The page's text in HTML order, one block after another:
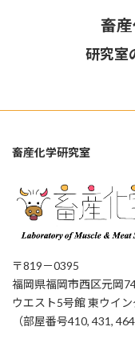
畜
研究室
畜産化学研究室
〒819－0395
福岡県福岡市西区元岡
ウエスト5号館 東ウイ
（部屋番号410, 431,